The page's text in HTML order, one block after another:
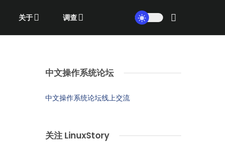
关于 调查
中文操作系统论坛
中文操作系统论坛线上交流
关注 LinuxStory